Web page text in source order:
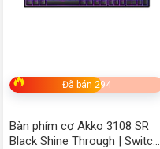
Đã bán 294
Bàn phím cơ Akko 3108 SR
Black Shine Through | Switch